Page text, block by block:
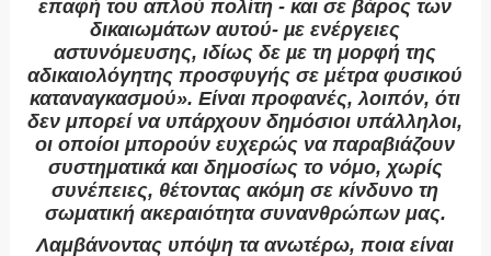
επαφή του απλού πολίτη - και σε βάρος των
δικαιωμάτων αυτού- µε ενέργειες
αστυνόμευσης, ιδίως δε µε τη μορφή της
αδικαιολόγητης προσφυγής σε μέτρα φυσικού
καταναγκασμού». Είναι προφανές, λοιπόν, ότι
δεν μπορεί να υπάρχουν δημόσιοι υπάλληλοι,
οι οποίοι μπορούν ευχερώς να παραβιάζουν
συστηματικά και δημοσίως το νόμο, χωρίς
συνέπειες, θέτοντας ακόμη σε κίνδυνο τη
σωματική ακεραιότητα συνανθρώπων μας.
Λαμβάνοντας υπόψη τα ανωτέρω, ποια είναι